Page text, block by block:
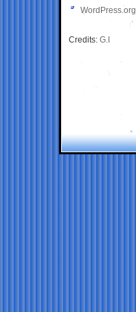
WordPress.org
Credits: G.I